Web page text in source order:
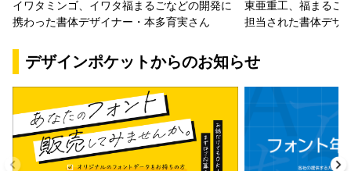
イワタミンゴ、イワタ福まるごなどの開発に
携わった書体デザイナー・本多育実さん
東亜重工、福まるご
担当された書体デザ
デザインポケットからのお知らせ